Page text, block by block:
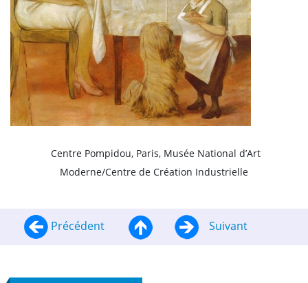
Centre Pompidou, Paris, Musée National d’Art
Moderne/Centre de Création Industrielle
Précédent Suivant